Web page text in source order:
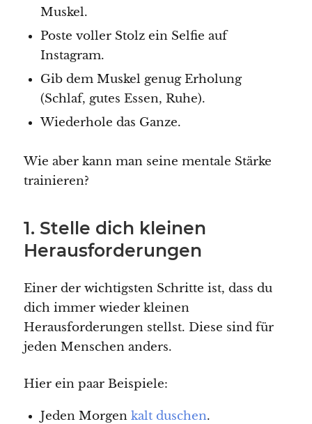
Muskel.
Poste voller Stolz ein Selfie auf
Instagram.
Gib dem Muskel genug Erholung
(Schlaf, gutes Essen, Ruhe).
Wiederhole das Ganze.
Wie aber kann man seine mentale Stärke
trainieren?
1. Stelle dich kleinen
Herausforderungen
Einer der wichtigsten Schritte ist, dass du
dich immer wieder kleinen
Herausforderungen stellst. Diese sind für
jeden Menschen anders.
Hier ein paar Beispiele:
Jeden Morgen kalt duschen.